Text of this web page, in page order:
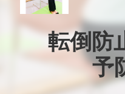
転倒防
予